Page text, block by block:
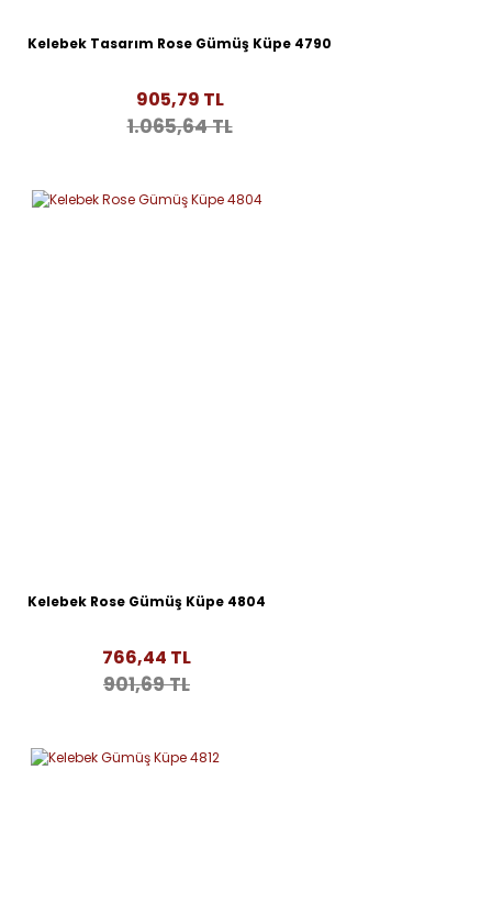
Kelebek Tasarım Rose Gümüş Küpe 4790
905,79 TL
1.065,64 TL
Kelebek Rose Gümüş Küpe 4804
766,44 TL
901,69 TL